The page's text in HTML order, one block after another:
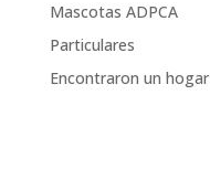
Mascotas ADPCA
Particulares
Encontraron un hogar